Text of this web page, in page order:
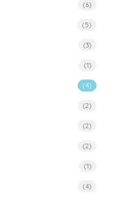
(6)
(5)
(3)
(1)
(4)
(2)
(2)
(2)
(1)
(4)